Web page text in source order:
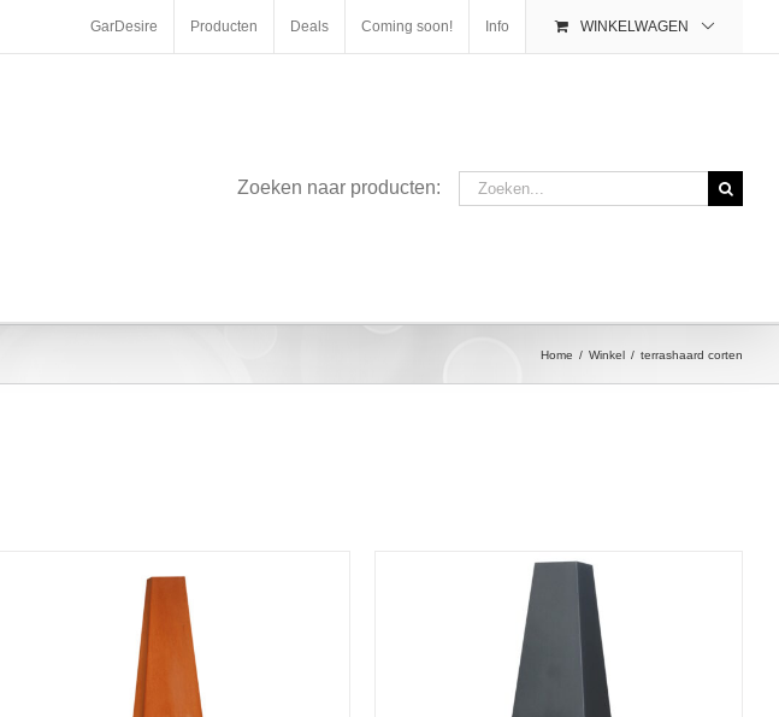
GarDesire Producten Deals Coming soon! Info WINKELWAGEN
Zoeken naar producten:
Zoeken
naar:
Home / Winkel / terrashaard corten